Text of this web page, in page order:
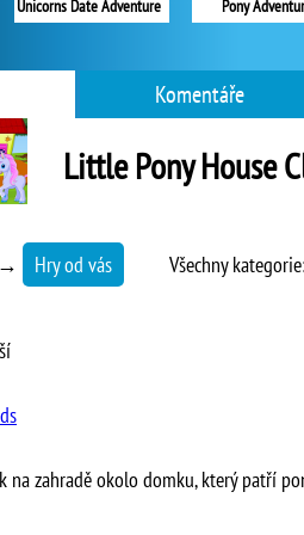
Unicorns Date Adventure Pony
Komentáře
Little Pony House
→ Hry od vás Všechny
na zahradě okolo domku, který patří